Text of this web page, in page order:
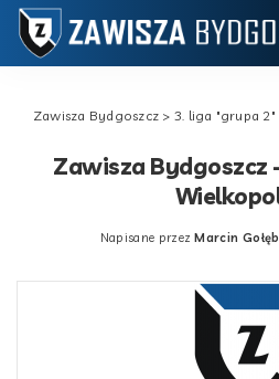
Zawisza Bydgoszcz > 3. liga "grupa 2"
Zawisza Bydgoszcz
Posted
Napisane przez Marcin